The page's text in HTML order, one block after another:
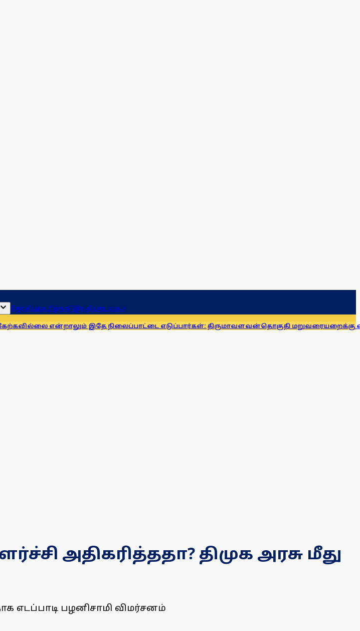
ஜோதிடம்தமிழ்நாடுஇந்தியாஉலகம்
இதே நிலைப்பாட்டை எடுப்பார்கள்: திருமாவளவன்தொகுதி மறுவரையறைக்கு எதிராக
அதிகரித்ததா? திமுக அரசு மீது
எடப்பாடி பழனிசாமி விமர்சனம்